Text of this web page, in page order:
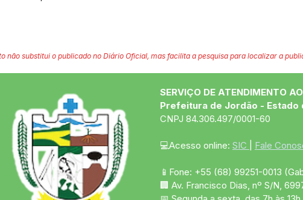
não substitui o publicado no Diário Oficial, mas facilita a pesquisa para localizar a
SERVIÇO DE ATENDIMENTO
Prefeitura de Jordão - Estado
CNPJ 84.306.497/0001-60
💻Acesso online: SIC Fale
📱Fone: +55 (68) 99251-0013
🏢 Av. Francisco Dias, nº S/N,